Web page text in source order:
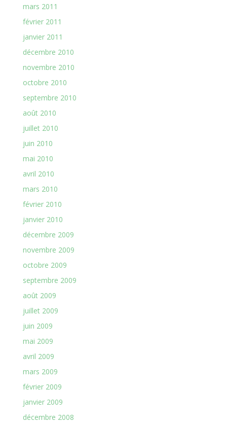
mars 2011
février 2011
janvier 2011
décembre 2010
novembre 2010
octobre 2010
septembre 2010
août 2010
juillet 2010
juin 2010
mai 2010
avril 2010
mars 2010
février 2010
janvier 2010
décembre 2009
novembre 2009
octobre 2009
septembre 2009
août 2009
juillet 2009
juin 2009
mai 2009
avril 2009
mars 2009
février 2009
janvier 2009
décembre 2008